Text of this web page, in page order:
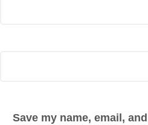
Save my name, email,